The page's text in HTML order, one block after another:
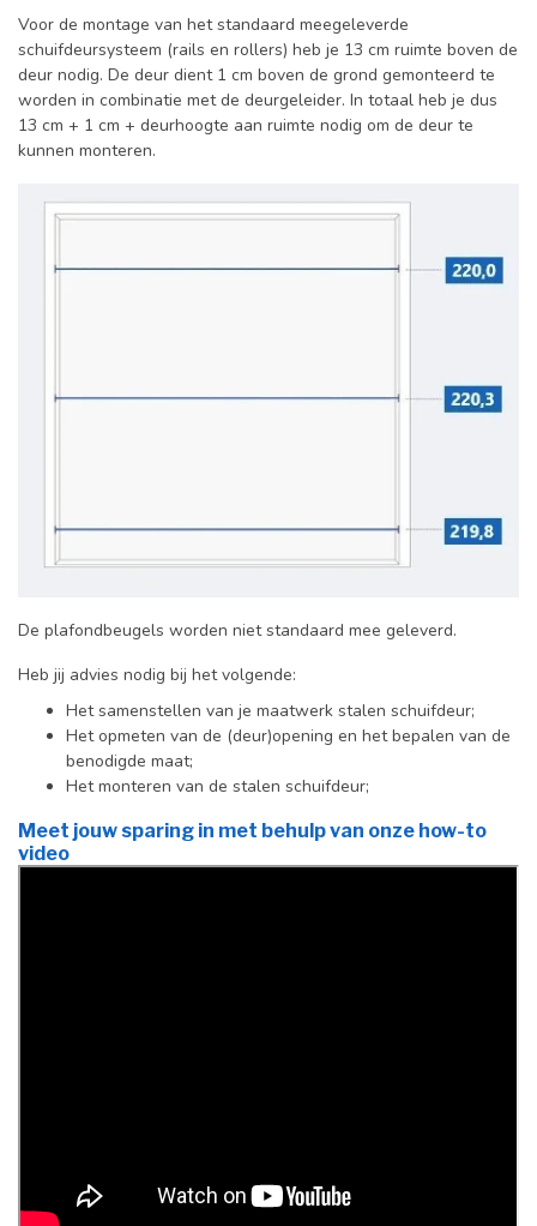
Voor de montage van het standaard meegeleverde
schuifdeursysteem (rails en rollers) heb je 13 cm ruimte boven de
deur nodig. De deur dient 1 cm boven de grond gemonteerd te
worden in combinatie met de deurgeleider. In totaal heb je dus
13 cm + 1 cm + deurhoogte aan ruimte nodig om de deur te
kunnen monteren.
De plafondbeugels worden niet standaard mee geleverd.
Heb jij advies nodig bij het volgende:
Het samenstellen van je maatwerk stalen schuifdeur;
Het opmeten van de (deur)opening en het bepalen van de
benodigde maat;
Het monteren van de stalen schuifdeur;
Meet jouw sparing in met behulp van onze how-to
video